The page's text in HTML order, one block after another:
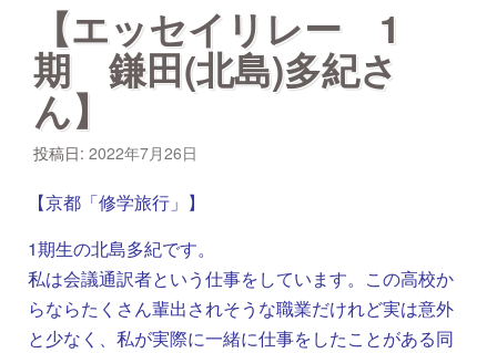
【エッセイリレー 1
期 鎌田(北島)多紀さ
ん】
投稿日: 2022年7月26日
【京都「修学旅行」】
1期生の北島多紀です。
私は会議通訳者という仕事をしています。この高校か
らならたくさん輩出されそうな職業だけれど実は意外
と少なく、私が実際に一緒に仕事をしたことがある同